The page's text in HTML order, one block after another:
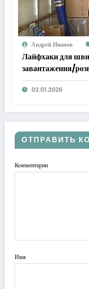
Андрей Иванов
Лайфхаки для
завантаження/
02.01.2026
ОТПРАВИТЬ
Комментарии
Имя